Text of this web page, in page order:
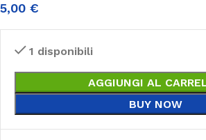
5,00 €
1 disponibili
AGGIUNGI AL
BUY NOW